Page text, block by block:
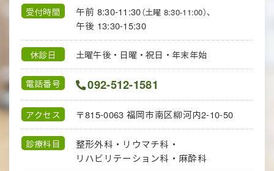
受付時間 午前 8:30-11:30（土曜 8:30-11:00）、
午後 13:30-15:30
休診日 土曜午後・日曜・祝日・年末年始
電話番号 092-512-1581
アクセス 〒815-0063 福岡市南区柳河内2-10-50
診療科目
整形外科・リウマチ科・
リハビリテーション科・ 麻酔科